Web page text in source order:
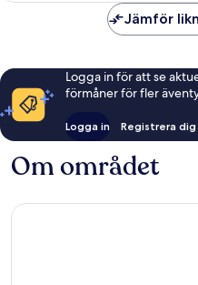
Jämför
Logga in för att se
förmåner för fler
Logga in Registrera
Om området